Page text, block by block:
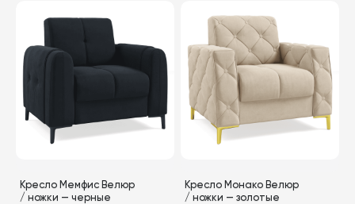
имеет
несколько
вариаций.
можно
выбрать
товара.
товар
имеет
несколько
вариаций.
Опции
можно
выбрать
товара.
Кресло Мемфис Велюр
/ ножки — черные
Кресло Монако Велюр
/ ножки — золотые